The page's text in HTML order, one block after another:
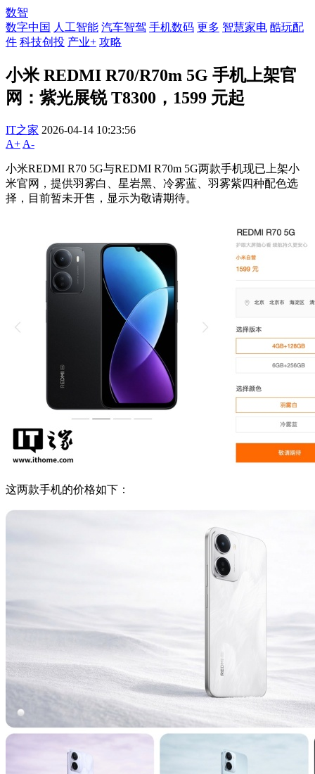
数智
数字中国 人工智能 汽车智驾 手机数码 更多 智慧家电 酷玩配
件 科技创投 产业+ 攻略
小米 REDMI R70/R70m 5G 手机上架官
网：紫光展锐 T8300，1599 元起
IT之家 2026-04-14 10:23:56
A+ A-
小米REDMI R70 5G与REDMI R70m 5G两款手机现已上架小
米官网，提供羽雾白、星岩黑、冷雾蓝、羽雾紫四种配色选
择，目前暂未开售，显示为敬请期待。
这两款手机的价格如下：